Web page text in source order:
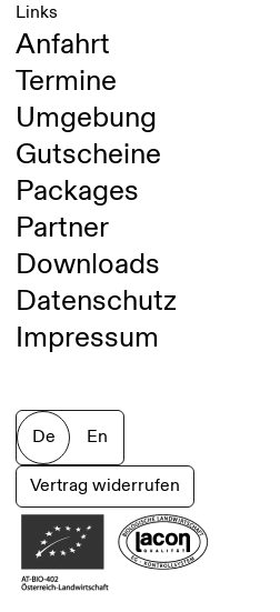
Links
Anfahrt
Termine
Umgebung
Gutscheine
Packages
Partner
Downloads
Datenschutz
Impressum
De En
Vertrag widerrufen